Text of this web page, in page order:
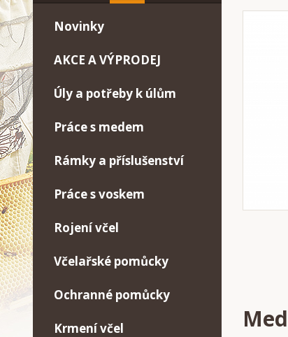
Novinky
AKCE A VÝPRODEJ
Úly a potřeby k úlům
Práce s medem
Rámky a příslušenství
Práce s voskem
Rojení včel
Včelařské pomůcky
Ochranné pomůcky
Krmení včel